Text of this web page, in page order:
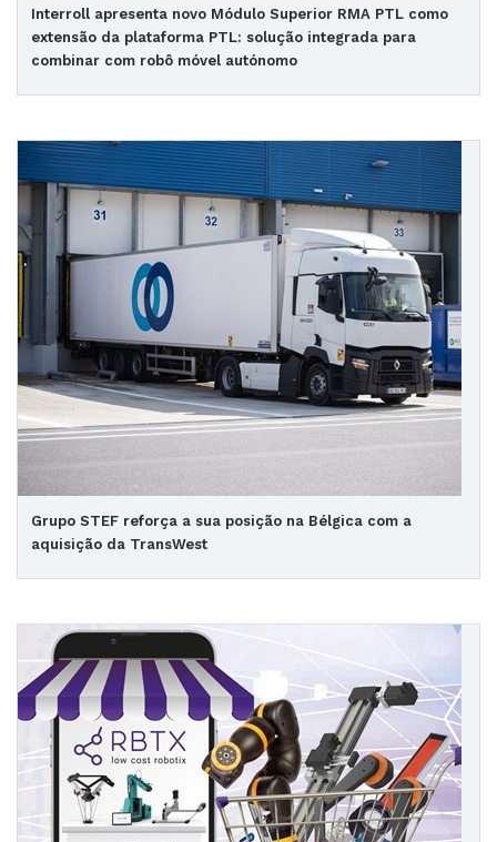
Interroll apresenta novo Módulo Superior RMA PTL como
extensão da plataforma PTL: solução integrada para
combinar com robô móvel autónomo
Grupo STEF reforça a sua posição na Bélgica com a
aquisição da TransWest